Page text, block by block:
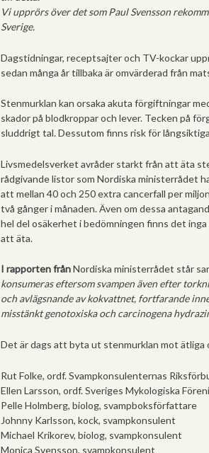
Vi upprörs över det som Paul Svensson
Sverige.
Dagstidningar, receptsajter och TV-kockar
sedan många år tillbaka är omvärderad från
Stenmurklan kan orsaka akuta förgiftningar
skador på blodkroppar och lever. Tecken på
sluddrigt tal. Dessutom finns risk för
Livsmedelsverket avråder starkt från att äta
rådgivande listor som Nordiska ministerrådet
att mellan 40 och 250 extra cancerfall per
två gånger i månaden. Även om dessa
hel del osäkerhet i bedömningen finns det
att äta.
I rapporten frånNordiska ministerrådet står
konsumeras eftersom svampen även efter
och avlägsnande av kokvattnet, fortfarande
misstänkt genotoxiska och carcinogena
Det är dags att byta ut stenmurklan mot ätliga
Rut Folke, ordf. Svampkonsulenternas
Ellen Larsson, ordf. Sveriges Mykologiska
Pelle Holmberg, biolog, svampboksförfattare
Johnny Karlsson, kock, svampkonsulent
Michael Krikorev, biolog, svampkonsulent
Monica Svensson, svampkonsulent